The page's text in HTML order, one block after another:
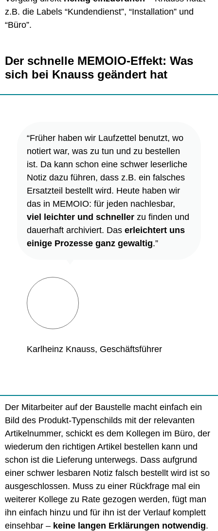
z.B. die Labels “Kundendienst”, “Installation” und
“Büro”.
Der schnelle MEMOIO-Effekt: Was
sich bei Knauss geändert hat
“Früher haben wir Laufzettel benutzt, wo
notiert war, was zu tun und zu bestellen
ist. Da kann schon eine schwer leserliche
Notiz dazu führen, dass z.B. ein falsches
Ersatzteil bestellt wird. Heute haben wir
das in MEMOIO: für jeden nachlesbar,
viel leichter und schneller zu finden und
dauerhaft archiviert. Das erleichtert uns
einige Prozesse ganz gewaltig.”
Karlheinz Knauss, Geschäftsführer
Der Mitarbeiter auf der Baustelle macht einfach ein
Bild des Produkt-Typenschilds mit der relevanten
Artikelnummer, schickt es dem Kollegen im Büro, der
wiederum den richtigen Artikel bestellen kann und
schon ist die Lieferung unterwegs. Dass aufgrund
einer schwer lesbaren Notiz falsch bestellt wird ist so
ausgeschlossen. Muss zu einer Rückfrage mal ein
weiterer Kollege zu Rate gezogen werden, fügt man
ihn einfach hinzu und für ihn ist der Verlauf komplett
einsehbar – keine langen Erklärungen notwendig.